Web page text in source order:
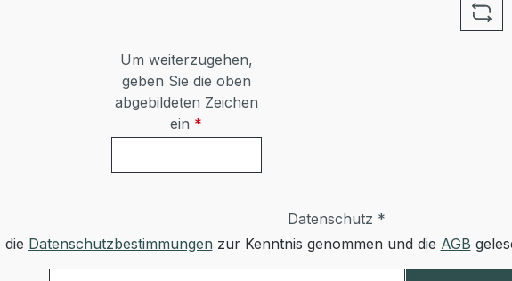
Um weiterzugehen,
geben Sie die oben
abgebildeten Zeichen
ein *
Datenschutz *
die Datenschutzbestimmungen zur Kenntnis genommen und die AGB